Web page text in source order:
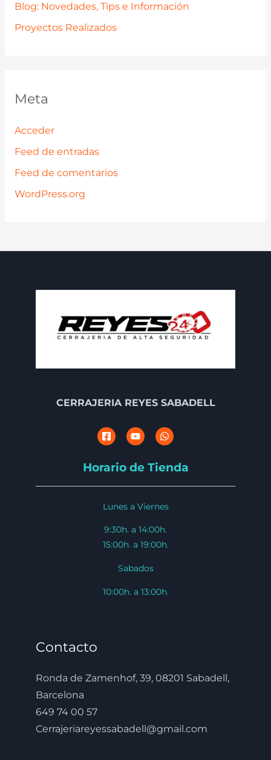
Blog: Novedades, Tips e Información
Proyectos Realizados
Meta
Acceder
Feed de entradas
Feed de comentarios
WordPress.org
CERRAJERIA REYES SABADELL
Horario de Tienda
Lunes a Viernes
9:30h. a 14:00h.
15:00h. a 19:00h.
Sabados
10:00h. a 13:00h.
Contacto
Ronda de Zamenhof, 39, 08201 Sabadell,
Barcelona
649 74 00 57
Cerrajeriareyessabadell@gmail.com